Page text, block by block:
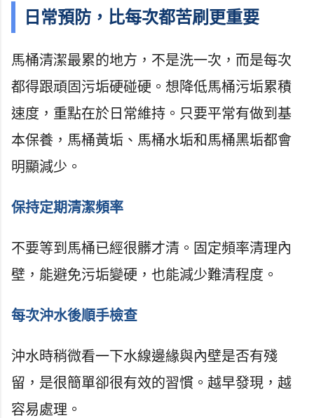
日常預防，比每次都苦刷更重要
馬桶清潔最累的地方，不是洗一次，而是每次
都得跟頑固污垢硬碰硬。想降低馬桶污垢累積
速度，重點在於日常維持。只要平常有做到基
本保養，馬桶黃垢、馬桶水垢和馬桶黑垢都會
明顯減少。
保持定期清潔頻率
不要等到馬桶已經很髒才清。固定頻率清理內
壁，能避免污垢變硬，也能減少難清程度。
每次沖水後順手檢查
沖水時稍微看一下水線邊緣與內壁是否有殘
留，是很簡單卻很有效的習慣。越早發現，越
容易處理。